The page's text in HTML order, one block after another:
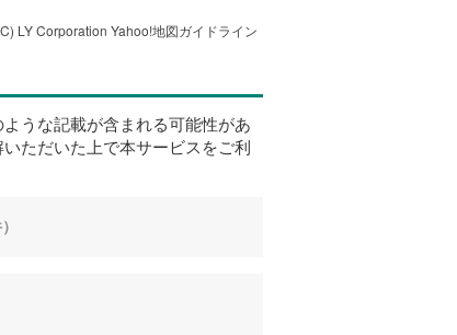
LY Corporation Yahoo!地図ガイドライン
うな記載が含まれる可能性があ
ただいた上で本サービスをご利